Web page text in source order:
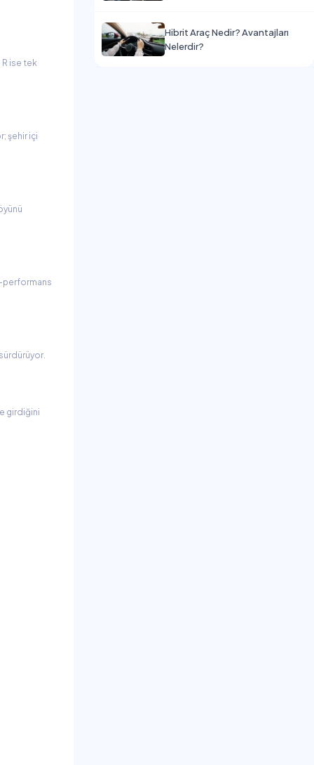
R ise tek
şehir içi
girdiğini
Hibrit Araç Nedir? Avantajları
Nelerdir?